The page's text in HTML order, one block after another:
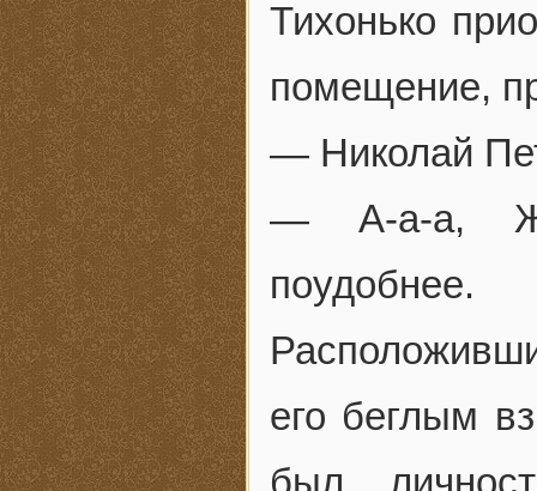
Тихонько
помещение,
— Николай
— А-а-а,
поудобнее.
его беглым
был